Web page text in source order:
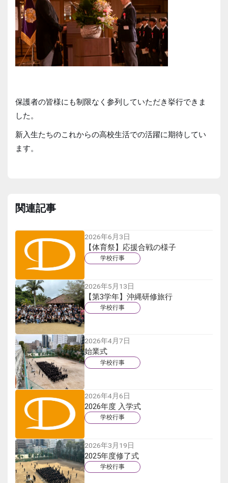
保護者の皆様にも制限なく参列していただき挙行できま
した。
新入生たちのこれからの高校生活での活躍に期待してい
ます。
関連記事
2026年6月3日
【体育祭】応援合戦の様子
学校行事
2026年5月13日
【第3学年】沖縄研修旅行
学校行事
2026年4月7日
始業式
学校行事
2026年4月6日
2026年度 入学式
学校行事
2026年3月19日
2025年度修了式
学校行事